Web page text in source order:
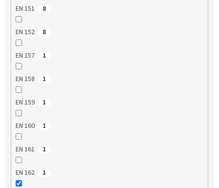
EN 151 8
EN 152 8
EN 157 1
EN 158 1
EN 159 1
EN 160 1
EN 161 1
EN 162 1